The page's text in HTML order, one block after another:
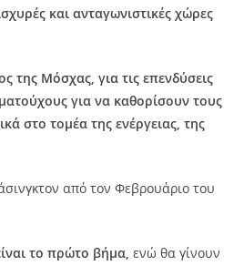
και ανταγωνιστικές χώρες
της Μόσχας, για τις επενδύσεις
για να καθορίσουν τους
στο τομέα της ενέργειας, της
από τον Φεβρουάριο του
το πρώτο βήμα, ενώ θα γίνουν